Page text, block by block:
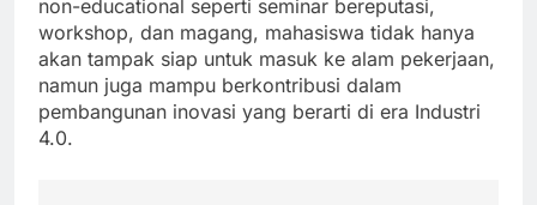
non-educational seperti seminar bereputasi,
workshop, dan magang, mahasiswa tidak hanya
akan tampak siap untuk masuk ke alam pekerjaan,
namun juga mampu berkontribusi dalam
pembangunan inovasi yang berarti di era Industri
4.0.